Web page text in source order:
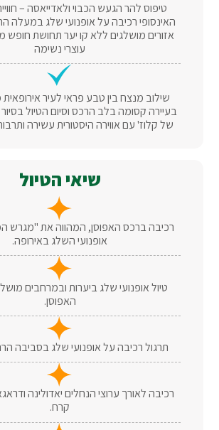
טיפוס להר הגעש הכבוי ולאדייאסה –
האינסופי רכיבה על אופנועי שלג במעלה
אזורים מושלגים ללא קו יער תחושת חופש
עוצרי נשימה
שילוב מנצח בין טבע פראי לעיר
בעיירה קסומה בלב הרכס וסיום הטיול
של קלוז' עם אווירה היסטורית עשירה
שיאי הטיול
רכיבה ברכס האפוסן, המהווה את "מגרש
אופנועי השלג באירופה.
טיול אופנועי שלג ביערות ובמרחבים
האפוסן.
תרגול רכיבה על אופנועי שלג בסביבה
רכיבה לאורך ערוצי הנחלים יאדולינה
קרח.